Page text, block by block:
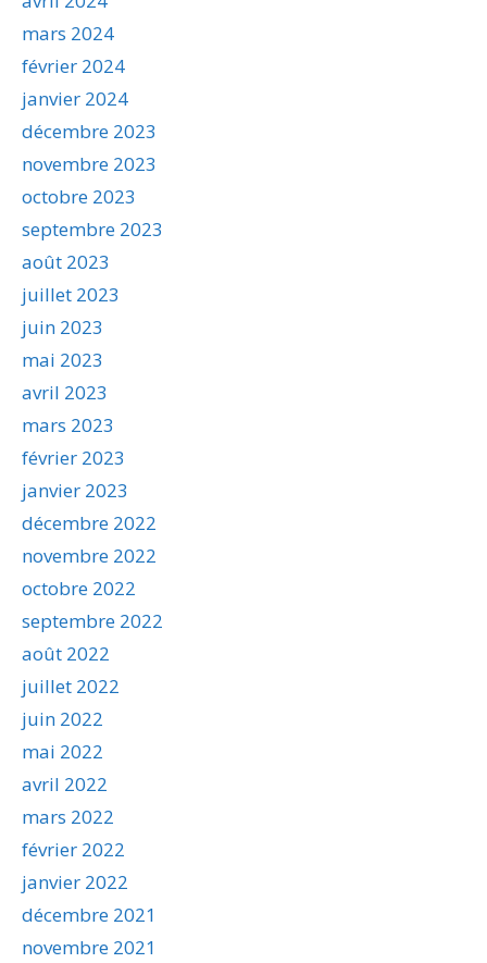
mars 2024
février 2024
janvier 2024
décembre 2023
novembre 2023
octobre 2023
septembre 2023
août 2023
juillet 2023
juin 2023
mai 2023
avril 2023
mars 2023
février 2023
janvier 2023
décembre 2022
novembre 2022
octobre 2022
septembre 2022
août 2022
juillet 2022
juin 2022
mai 2022
avril 2022
mars 2022
février 2022
janvier 2022
décembre 2021
novembre 2021